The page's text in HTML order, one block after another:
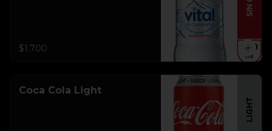
$1.700
Coca Cola Light